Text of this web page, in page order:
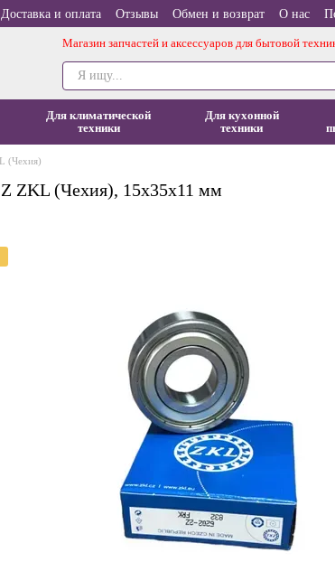
Доставка и оплата Отзывы Обмен и возврат О нас
Магазин запчастей и аксессуаров для бытовой
Для климатической
техники
Для кухонной
техники
(Чехия)
ZKL (Чехия), 15x35x11 мм